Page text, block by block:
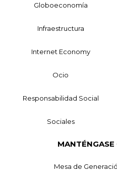
Globoeconomía
Infraestructura
Internet Economy
Ocio
Responsabilidad Social
Sociales
Mesa de